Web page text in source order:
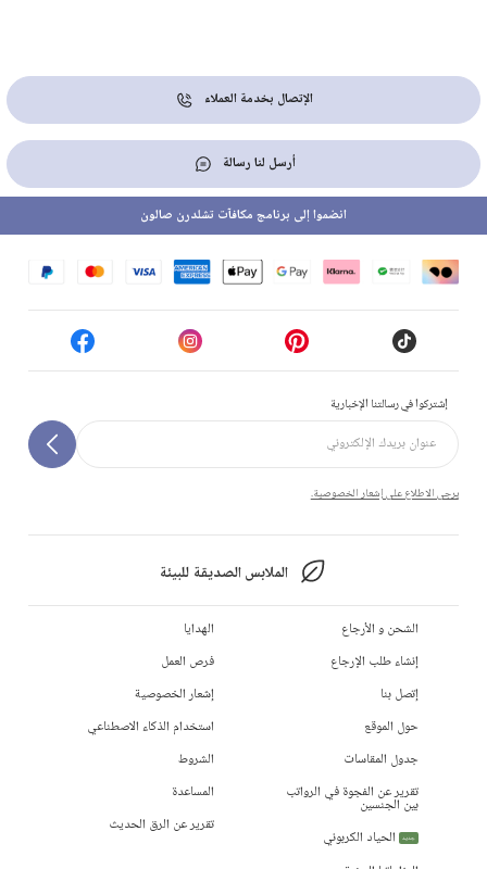
الإتصال بخدمة العملاء
أرسل لنا رسالة
إشتركوا في رسالتنا الإخبارية
يرجى الاطلاع على إشعار الخصوصية.
الملابس الصديقة للبيئة
انضموا إلى برنامج مكافآت تشلدرن صالون
الشحن و الأرجاع
إنشاء طلب الإرجاع
إتصل بنا
حول الموقع
جدول المقاسات
تقرير عن الفجوة في الرواتب
بين الجنسين
جديد
الحياد الكربوني
الهدايا
فرص العمل
إشعار الخصوصية
استخدام الذكاء الاصطناعي
الشروط
المساعدة
تقرير عن الرق الحديث